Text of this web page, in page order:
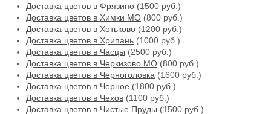
Доставка цветов в Фрязино (1500 руб.)
Доставка цветов в Химки МО (800 руб.)
Доставка цветов в Хотьково (1200 руб.)
Доставка цветов в Хрипань (1000 руб.)
Доставка цветов в Часцы (2500 руб.)
Доставка цветов в Черкизово МО (800 руб.)
Доставка цветов в Черноголовка (1600 руб.)
Доставка цветов в Черное (1800 руб.)
Доставка цветов в Чехов (1100 руб.)
Доставка цветов в Чистые Пруды (1500 руб.)